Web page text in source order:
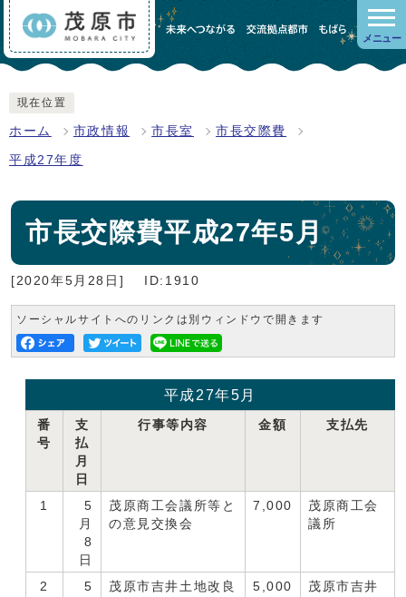
メニュー
現在位置
ホーム 市政情報 市長室 市長交際費
平成27年度
市長交際費平成27年5月
[2020年5月28日] ID:1910
ソーシャルサイトへのリンクは別ウィンドウで開きます
平成27年5月
番
号
支
払
月
日
行事等内容 金額 支払先
1
5
月
8
日
茂原商工会議所等と
の意見交換会
7,000
茂原商工会
議所
2
5
茂原市吉井土地改良
5,000
茂原市吉井